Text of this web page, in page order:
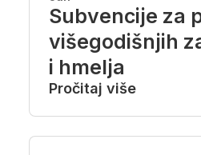
Subvencije za
višegodišnjih
i hmelja
Pročitaj više